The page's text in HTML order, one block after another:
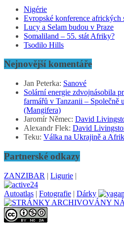
Nigérie
Evropské konference afrických
Lucy a Selam budou v Praze
Somaliland – 55. stát Afriky?
Tsodilo Hills
Nejnovější komentáře
Jan Peterka: Sanové
Solární energie zdvojnásobila
farmářů v Tanzanii – Společně
(Mangifera)
Jaromír Němec: David
Alexandr Flek: David
Teku: Válka na Ukrajině a
Partnerské odkazy
ZANZIBAR | Ligurie |
Autoatlas | Fotografie | Dárky